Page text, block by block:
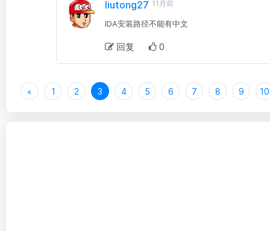
liutong27 11月前
IDA安装路径不能有中文
回复 0
« 1 2 3 4 5 6 7 8 9 10